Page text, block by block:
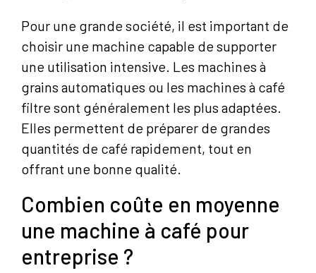
Pour une grande société, il est important de
choisir une machine capable de supporter
une utilisation intensive. Les machines à
grains automatiques ou les machines à café
filtre sont généralement les plus adaptées.
Elles permettent de préparer de grandes
quantités de café rapidement, tout en
offrant une bonne qualité.
Combien coûte en moyenne
une machine à café pour
entreprise ?